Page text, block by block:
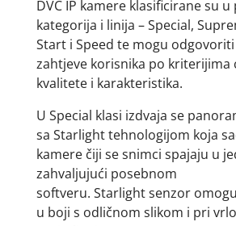
DVC IP kamere klasificirane su
kategorija i linija – Special,
Start i Speed te mogu odgovoriti
zahtjeve korisnika po kriterijima
kvalitete i karakteristika.
U Special klasi izdvaja se
sa Starlight tehnologijom koja
kamere čiji se snimci spajaju u
zahvaljujući posebnom
softveru. Starlight senzor
u boji s odličnom slikom i pri